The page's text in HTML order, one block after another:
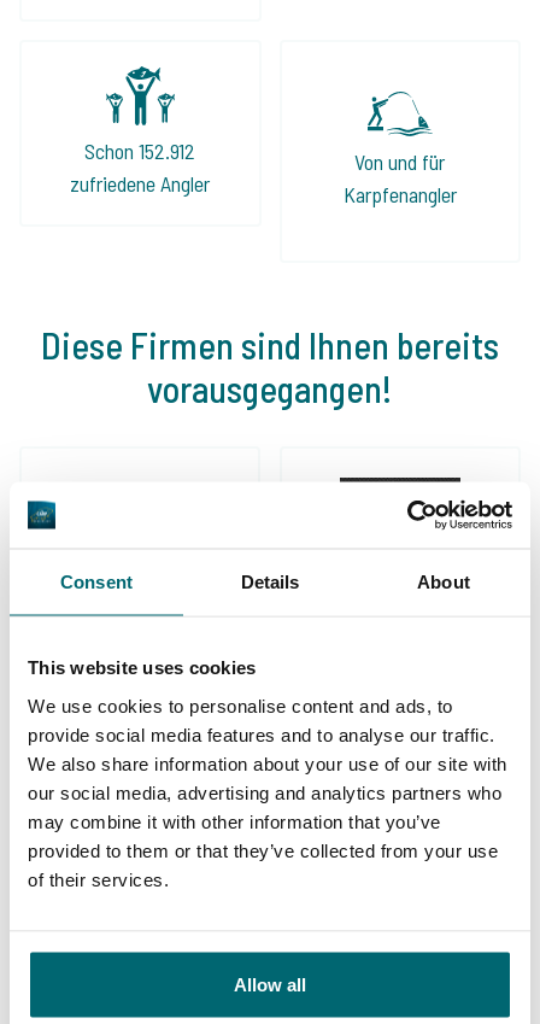
Consent Details About
This website uses cookies
We use cookies to personalise content and ads, to
provide social media features and to analyse our traffic.
We also share information about your use of our site with
our social media, advertising and analytics partners who
may combine it with other information that you’ve
provided to them or that they’ve collected from your use
of their services.
Allow all
Schon 152.912
zufriedene Angler
Von und für
Karpfenangler
Diese Firmen sind Ihnen bereits
vorausgegangen!
Unser Angebot
* NEW * Karperdroom - Extreme
Bel Eaux - Belsaules